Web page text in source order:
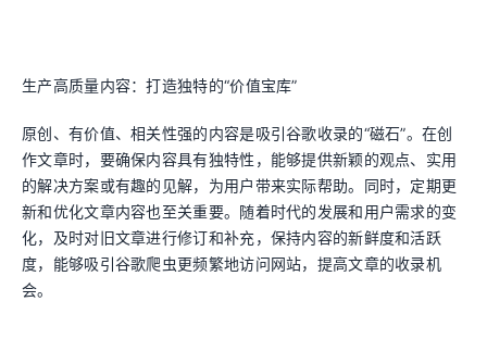
生产高质量内容：打造独特的“价值宝库”
原创、有价值、相关性强的内容是吸引谷歌收录的“磁石”。在创
作文章时，要确保内容具有独特性，能够提供新颖的观点、实用
的解决方案或有趣的见解，为用户带来实际帮助。同时，定期更
新和优化文章内容也至关重要。随着时代的发展和用户需求的变
化，及时对旧文章进行修订和补充，保持内容的新鲜度和活跃
度，能够吸引谷歌爬虫更频繁地访问网站，提高文章的收录机
会。